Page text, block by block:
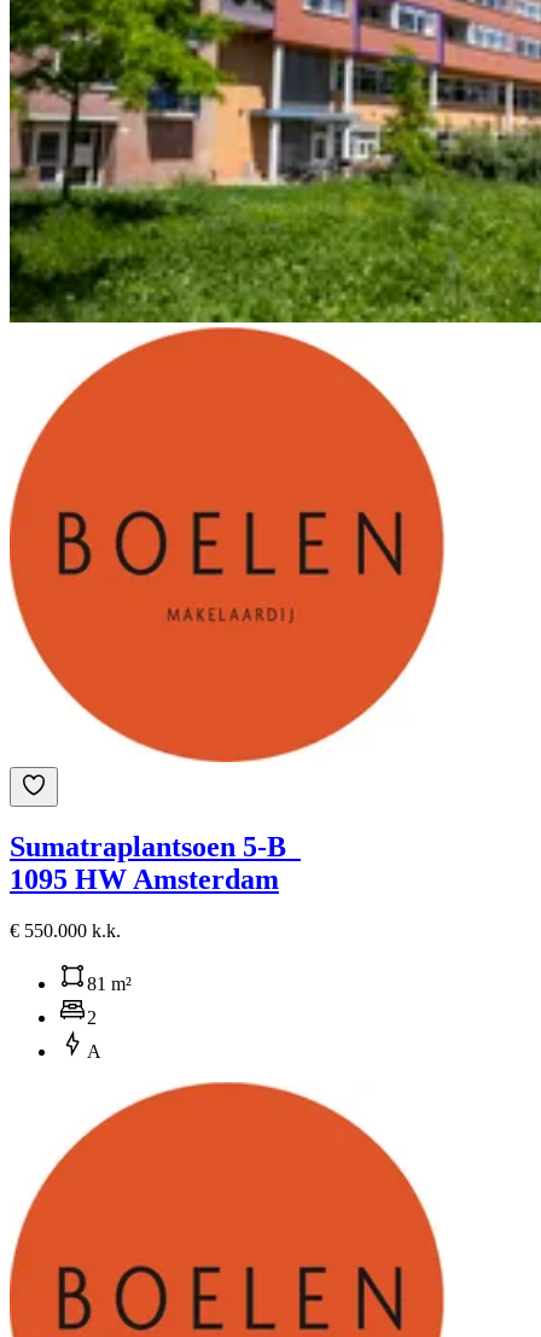
Sumatraplantsoen 5-B
1095 HW Amsterdam
€ 550.000 k.k.
81 m²
2
A